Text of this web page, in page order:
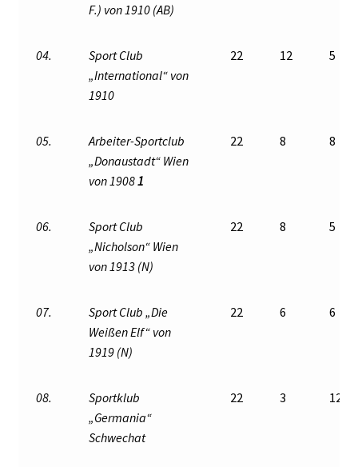
F.) von 1910 (AB)
04.
Sport Club
„International“ von
1910
22 12 5
05.
Arbeiter-Sportclub
„Donaustadt“ Wien
von 19081
22 8 8
06.
Sport Club
„Nicholson“ Wien
von 1913 (N)
22 8 5
07.
Sport Club „Die
Weißen Elf“ von
1919 (N)
22 6 6
08.
Sportklub
„Germania“
Schwechat
22 3 12